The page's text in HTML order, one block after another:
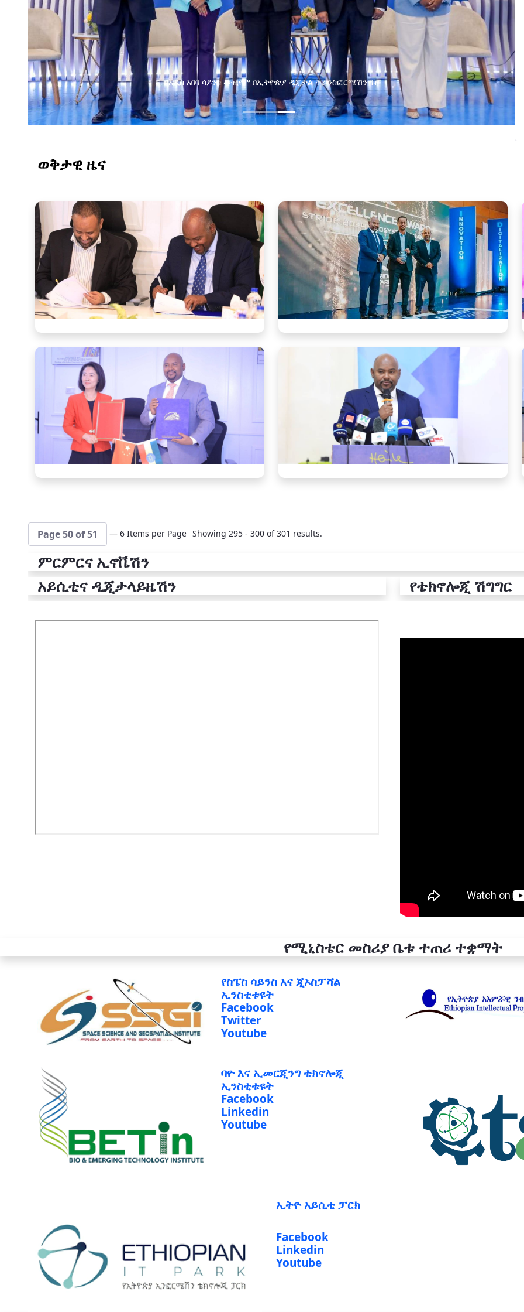
የልማት አጋሮች በአባልነት የየያዘ የኢኖቬሽን፣የዲጅታል ኢኮኖሚ እና
የኢንፎርሜሽን ቴክኖሎጂ የጋራ ግብረሃይል ተቋቋመ
ወቅታዊ ዜና
Page 50 of 51 — 6 Items per Page Showing 295 - 300 of 301 results.
ምርምርና ኢኖቬሽን
አይሲቲና ዲጂታላይዜሽን
የቴክኖሎጂ ሽግግር
የሚኒስቴር መስሪያ ቤቱ ተጠሪ ተቋማት
የስፔስ ሳይንስ እና ጂኦስፓሻል
ኢንስቲቱዩት
Facebook
Twitter
Youtube
ባዮ እና ኢመርጂንግ ቴክኖሎጂ
ኢንስቲቱዩት
Facebook
Linkedin
Youtube
ኢትዮ አይሲቲ ፓርክ
Facebook
Linkedin
Youtube